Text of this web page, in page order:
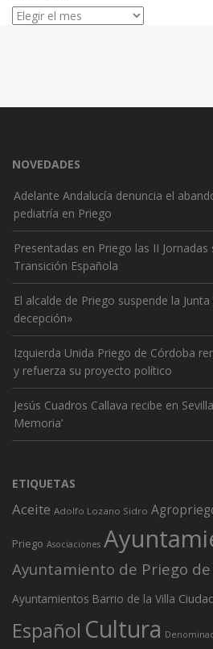
Archivos
NOVEDADES
Adelante Andalucía denuncia el
pediatría en Priego
Presentadas en Priego las II
Transición Española
El alcalde de Priego suspende la
decepción»
Izquierda Unida Priego de Córdoba
y refuerza su proyecto político
Jesús Cuadros Callava recibe en
Memoria’
ETIQUETAS
Aceite Adolfo Lozano Sidro
Priego Asociaciones
Ayuntamiento de Priego de
Ayuntamientos Barrio de la Villa
Español Cultura